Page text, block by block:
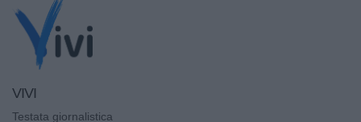
VIVI
Testata giornalistica